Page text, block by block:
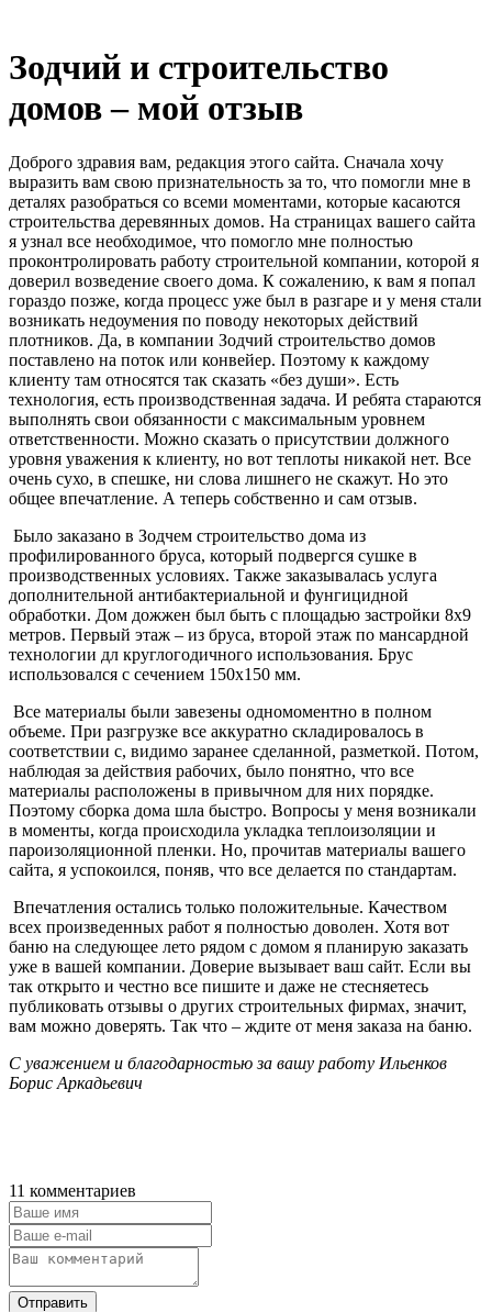
Зодчий и строительство
домов – мой отзыв
Доброго здравия вам, редакция этого сайта. Сначала хочу
выразить вам свою признательность за то, что помогли мне в
деталях разобраться со всеми моментами, которые касаются
строительства деревянных домов. На страницах вашего сайта
я узнал все необходимое, что помогло мне полностью
проконтролировать работу строительной компании, которой я
доверил возведение своего дома. К сожалению, к вам я попал
гораздо позже, когда процесс уже был в разгаре и у меня стали
возникать недоумения по поводу некоторых действий
плотников. Да, в компании Зодчий строительство домов
поставлено на поток или конвейер. Поэтому к каждому
клиенту там относятся так сказать «без души». Есть
технология, есть производственная задача. И ребята стараются
выполнять свои обязанности с максимальным уровнем
ответственности. Можно сказать о присутствии должного
уровня уважения к клиенту, но вот теплоты никакой нет. Все
очень сухо, в спешке, ни слова лишнего не скажут. Но это
общее впечатление. А теперь собственно и сам отзыв.
Было заказано в Зодчем строительство дома из
профилированного бруса, который подвергся сушке в
производственных условиях. Также заказывалась услуга
дополнительной антибактериальной и фунгицидной
обработки. Дом дожжен был быть с площадью застройки 8х9
метров. Первый этаж – из бруса, второй этаж по мансардной
технологии дл круглогодичного использования. Брус
использовался с сечением 150х150 мм.
Все материалы были завезены одномоментно в полном
объеме. При разгрузке все аккуратно складировалось в
соответствии с, видимо заранее сделанной, разметкой. Потом,
наблюдая за действия рабочих, было понятно, что все
материалы расположены в привычном для них порядке.
Поэтому сборка дома шла быстро. Вопросы у меня возникали
в моменты, когда происходила укладка теплоизоляции и
пароизоляционной пленки. Но, прочитав материалы вашего
сайта, я успокоился, поняв, что все делается по стандартам.
Впечатления остались только положительные. Качеством
всех произведенных работ я полностью доволен. Хотя вот
баню на следующее лето рядом с домом я планирую заказать
уже в вашей компании. Доверие вызывает ваш сайт. Если вы
так открыто и честно все пишите и даже не стесняетесь
публиковать отзывы о других строительных фирмах, значит,
вам можно доверять. Так что – ждите от меня заказа на баню.
С уважением и благодарностью за вашу работу Ильенков
Борис Аркадьевич
11 комментариев
Отправить